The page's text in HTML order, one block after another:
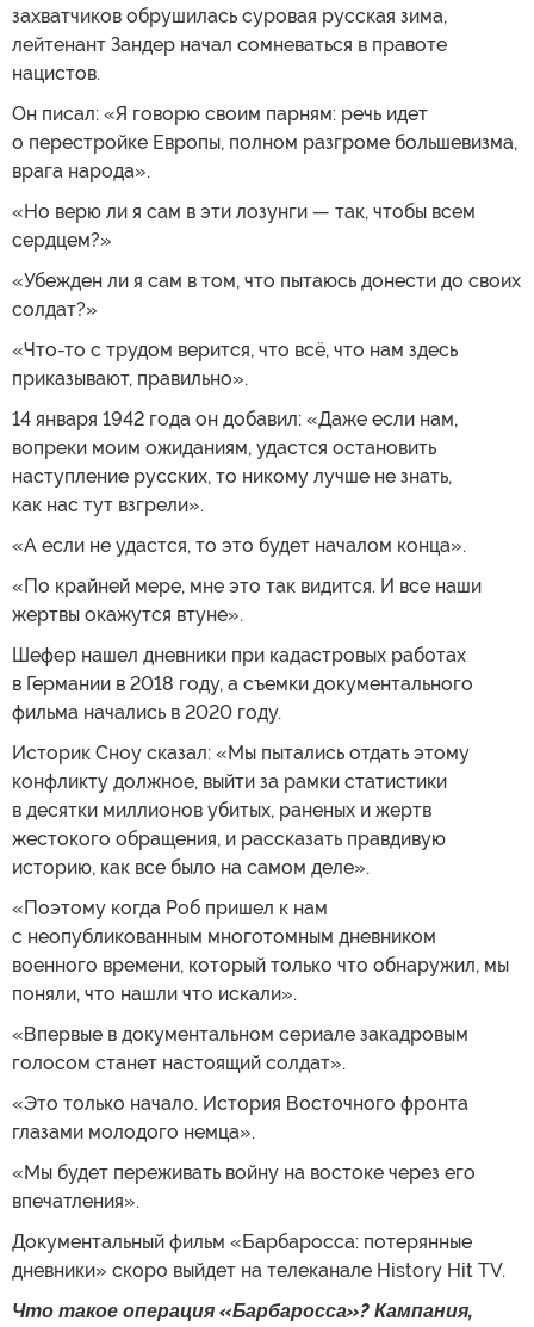
захватчиков обрушилась суровая русская зима,
лейтенант Зандер начал сомневаться в правоте
нацистов.
Он писал: «Я говорю своим парням: речь идет
о перестройке Европы, полном разгроме большевизма,
врага народа».
«Но верю ли я сам в эти лозунги — так, чтобы всем
сердцем?»
«Убежден ли я сам в том, что пытаюсь донести до своих
солдат?»
«Что-то с трудом верится, что всё, что нам здесь
приказывают, правильно».
14 января 1942 года он добавил: «Даже если нам,
вопреки моим ожиданиям, удастся остановить
наступление русских, то никому лучше не знать,
как нас тут взгрели».
«А если не удастся, то это будет началом конца».
«По крайней мере, мне это так видится. И все наши
жертвы окажутся втуне».
Шефер нашел дневники при кадастровых работах
в Германии в 2018 году, а съемки документального
фильма начались в 2020 году.
Историк Сноу сказал: «Мы пытались отдать этому
конфликту должное, выйти за рамки статистики
в десятки миллионов убитых, раненых и жертв
жестокого обращения, и рассказать правдивую
историю, как все было на самом деле».
«Поэтому когда Роб пришел к нам
с неопубликованным многотомным дневником
военного времени, который только что обнаружил, мы
поняли, что нашли что искали».
«Впервые в документальном сериале закадровым
голосом станет настоящий солдат».
«Это только начало. История Восточного фронта
глазами молодого немца».
«Мы будет переживать войну на востоке через его
впечатления».
Документальный фильм «Барбаросса: потерянные
дневники» скоро выйдет на телеканале History Hit TV.
Что такое операция «Барбаросса»? Кампания,